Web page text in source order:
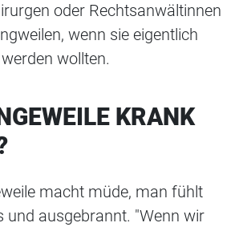
oder Rechtsanwältinnen
wenn sie eigentlich
wollten.
KRANK
macht müde, man fühlt
und ausgebrannt. "Wenn wir